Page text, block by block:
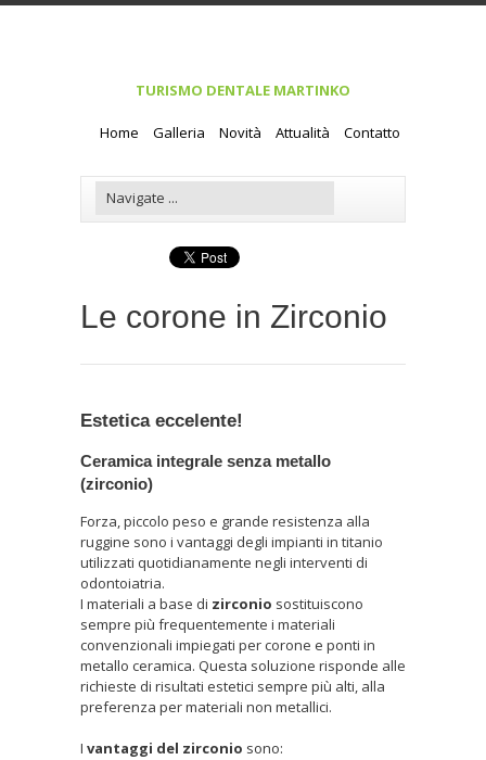
TURISMO DENTALE MARTINKO
Home Galleria Novità Attualità Contatto
Le corone in Zirconio
Estetica eccelente!
Ceramica integrale senza metallo
(zirconio)
Forza, piccolo peso e grande resistenza alla
ruggine sono i vantaggi degli impianti in titanio
utilizzati quotidianamente negli interventi di
odontoiatria.
I materiali a base di zirconio sostituiscono
sempre più frequentemente i materiali
convenzionali impiegati per corone e ponti in
metallo ceramica. Questa soluzione risponde alle
richieste di risultati estetici sempre più alti, alla
preferenza per materiali non metallici.
I vantaggi del zirconio sono: